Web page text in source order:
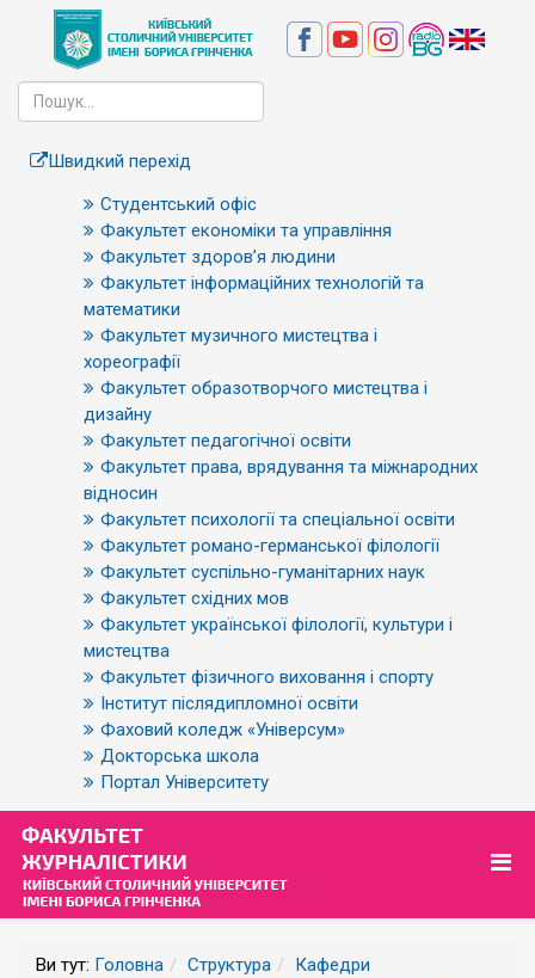
Швидкий перехід
Студентський офіс
Факультет економіки та управління
Факультет здоров’я людини
Факультет інформаційних технологій та
математики
Факультет музичного мистецтва і
хореографії
Факультет образотворчого мистецтва і
дизайну
Факультет педагогічної освіти
Факультет права, врядування та міжнародних
відносин
Факультет психології та спеціальної освіти
Факультет романо-германської філології
Факультет суспільно-гуманітарних наук
Факультет східних мов
Факультет української філології, культури і
мистецтва
Факультет фізичного виховання і спорту
Інститут післядипломної освіти
Фаховий коледж «Універсум»
Докторська школа
Портал Університету
Ви тут: Головна Структура
Кафедри